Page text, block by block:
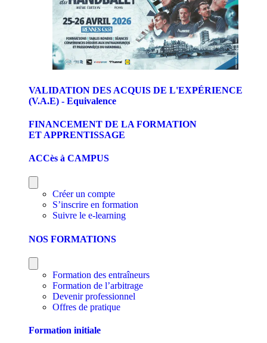
VALIDATION DES ACQUIS DE L'EXPÉRIENCE
(V.A.E) - Equivalence
FINANCEMENT DE LA FORMATION
ET APPRENTISSAGE
ACCès à CAMPUS
Créer un compte
S’inscrire en formation
Suivre le e-learning
NOS FORMATIONS
Formation des entraîneurs
Formation de l’arbitrage
Devenir professionnel
Offres de pratique
Formation initiale